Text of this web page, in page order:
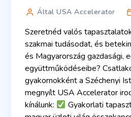
Által USA Accelerator
Szeretnéd valós
szakmai tudásodat, és
és Magyarország gazdasági,
együttműködéseibe?
gyakornokként a Széchenyi
megnyílt USA Accelerator
kínálunk:
Gyakorlati